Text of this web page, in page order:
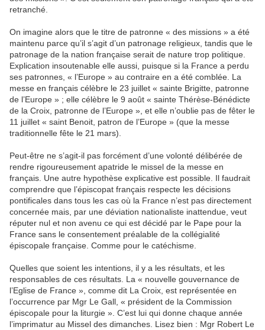
retranché.
On imagine alors que le titre de patronne « des missions » a été
maintenu parce qu’il s’agit d’un patronage religieux, tandis que le
patronage de la nation française serait de nature trop politique.
Explication insoutenable elle aussi, puisque si la France a perdu
ses patronnes, « l’Europe » au contraire en a été comblée. La
messe en français célèbre le 23 juillet « sainte Brigitte, patronne
de l’Europe » ; elle célèbre le 9 août « sainte Thérèse-Bénédicte
de la Croix, patronne de l’Europe », et elle n’oublie pas de fêter le
11 juillet « saint Benoit, patron de l’Europe » (que la messe
traditionnelle fête le 21 mars).
Peut-être ne s’agit-il pas forcément d’une volonté délibérée de
rendre rigoureusement apatride le missel de la messe en
français. Une autre hypothèse explicative est possible. Il faudrait
comprendre que l’épiscopat français respecte les décisions
pontificales dans tous les cas où la France n’est pas directement
concernée mais, par une déviation nationaliste inattendue, veut
réputer nul et non avenu ce qui est décidé par le Pape pour la
France sans le consentement préalable de la collégialité
épiscopale française. Comme pour le catéchisme.
Quelles que soient les intentions, il y a les résultats, et les
responsables de ces résultats. La « nouvelle gouvernance de
l’Eglise de France », comme dit La Croix, est représentée en
l’occurrence par Mgr Le Gall, « président de la Commission
épiscopale pour la liturgie ». C’est lui qui donne chaque année
l’imprimatur au Missel des dimanches. Lisez bien : Mgr Robert Le